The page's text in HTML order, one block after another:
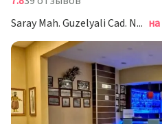
Saray Mah. Guzelyali Cad. No.30, Аланья